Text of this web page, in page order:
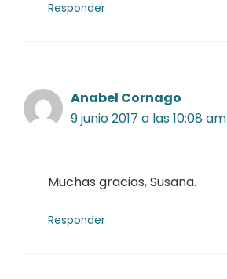
Responder
Anabel Cornago
9 junio 2017 a las 10:08 am
Muchas gracias, Susana.
Responder